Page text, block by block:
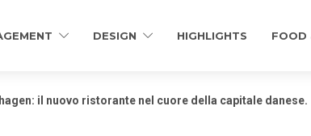
DESIGN HIGHLIGHTS FOOD
il nuovo ristorante nel cuore della capitale danese.